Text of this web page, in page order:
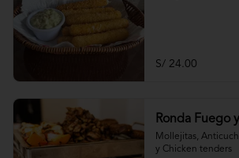
S/ 24.00
Ronda Fuego
Mollejitas,
y Chicken tenders